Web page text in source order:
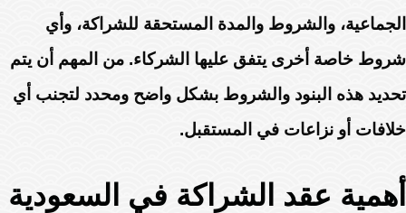
الجماعية، والشروط والمدة المستحقة للشراكة، وأي
شروط خاصة أخرى يتفق عليها الشركاء. من المهم أن يتم
تحديد هذه البنود والشروط بشكل واضح ومحدد لتجنب أي
خلافات أو نزاعات في المستقبل.
أهمية عقد الشراكة في السعودية